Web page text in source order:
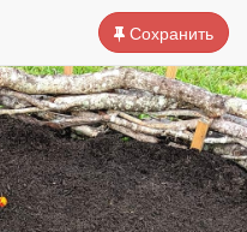
Сохранить